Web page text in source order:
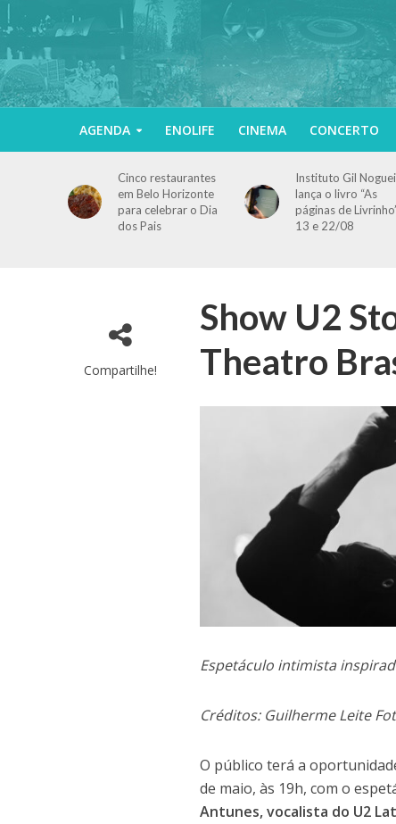
AGENDA ENOLIFE CINEMA CONCERTO
Cinco restaurantes
em Belo Horizonte
para celebrar o Dia
dos Pais
Instituto Gil
lança o livro “As
páginas de
13 e 22/08
Compartilhe!
Show U2
Theatro
Espetáculo intimista
Créditos: Guilherme Leite
O público terá a
de maio, às 19h, com o
Antunes, vocalista do U2